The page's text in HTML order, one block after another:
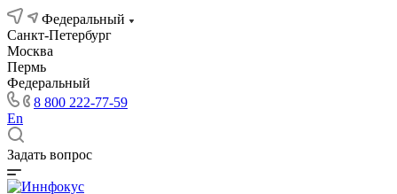
Федеральный
Санкт-Петербург
Москва
Пермь
Федеральный
8 800 222-77-59
En
Задать вопрос